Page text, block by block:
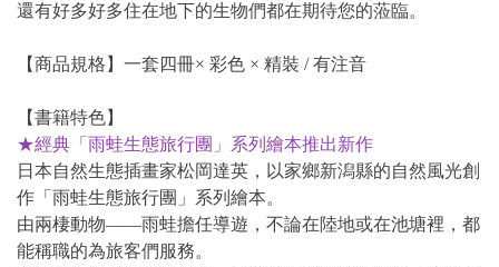
還有好多好多住在地下的生物們都在期待您的蒞臨。
【商品規格】一套四冊× 彩色 × 精裝 / 有注音
【書籍特色】
★經典「雨蛙生態旅行團」系列繪本推出新作
日本自然生態插畫家松岡達英，以家鄉新潟縣的自然風光創
作「雨蛙生態旅行團」系列繪本。
由兩棲動物——雨蛙擔任導遊，不論在陸地或在池塘裡，都
能稱職的為旅客們服務。